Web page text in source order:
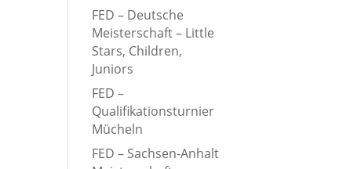
FED – Deutsche
Meisterschaft – Little
Stars, Children,
Juniors
FED –
Qualifikationsturnier
Mücheln
FED – Sachsen-Anhalt